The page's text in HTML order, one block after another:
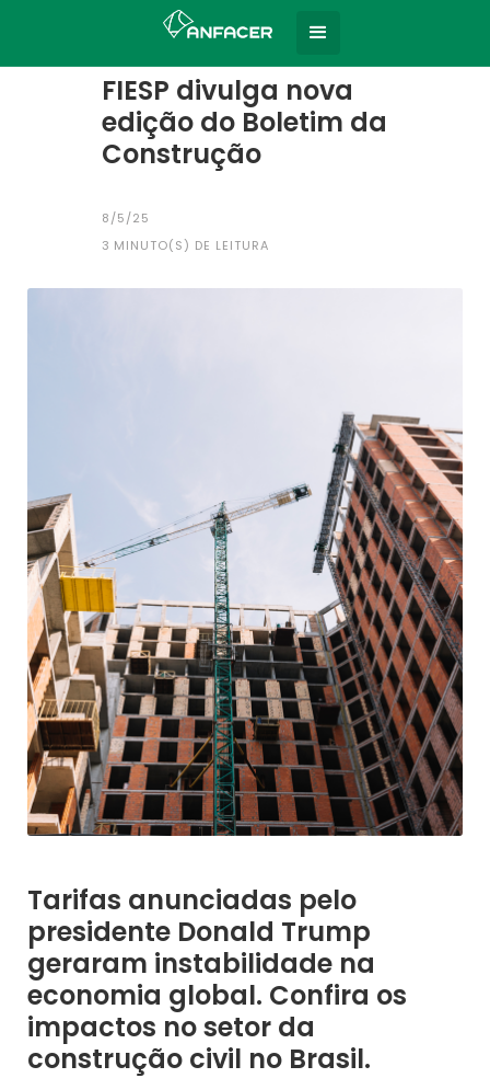
Todas as notícias
FIESP divulga nova
edição do Boletim da
Construção
8/5/25
3 MINUTO(S) DE LEITURA
Tarifas anunciadas pelo
presidente Donald Trump
geraram instabilidade na
economia global. Confira os
impactos no setor da
construção civil no Brasil.